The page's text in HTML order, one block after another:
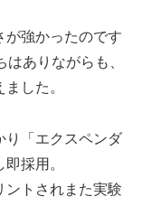
が強かったのです
ありながらも、
した。
り「エクスペンダ
採用。
ントされまた実験